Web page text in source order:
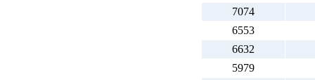
7074
6553
6632
5979